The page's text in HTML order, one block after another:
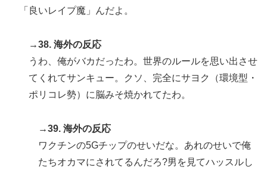
「良いレイプ魔」んだよ。
→38. 海外の反応
うわ、俺がバカだったわ。世界のルールを思い出させ
てくれてサンキュー。クソ、完全にサヨク（環境型・
ポリコレ勢）に脳みそ焼かれてたわ。
→39. 海外の反応
ワクチンの5Gチップのせいだな。あれのせいで俺
たちオカマにされてるんだろ?男を見てハッスルし